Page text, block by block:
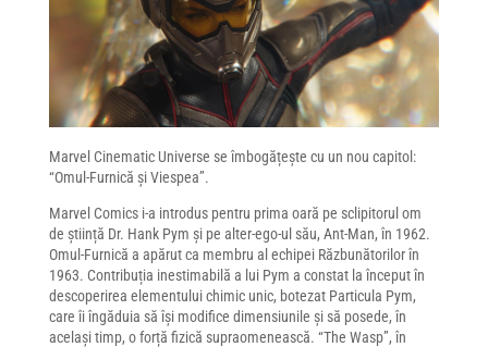
Marvel Cinematic Universe se îmbogățește cu un nou capitol:
“Omul-Furnică și Viespea”.
Marvel Comics i-a introdus pentru prima oară pe sclipitorul om
de știință Dr. Hank Pym și pe alter-ego-ul său, Ant-Man, în 1962.
Omul-Furnică a apărut ca membru al echipei Răzbunătorilor în
1963. Contribuția inestimabilă a lui Pym a constat la început în
descoperirea elementului chimic unic, botezat Particula Pym,
care îi îngăduia să își modifice dimensiunile și să posede, în
același timp, o forță fizică supraomenească. “The Wasp”, în